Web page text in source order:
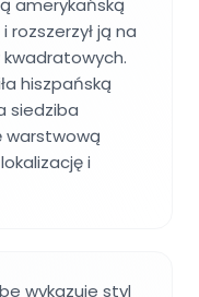
amerykańską
rozszerzył ją na
kwadratowych.
hiszpańską
siedziba
warstwową
i
wykazuje styl